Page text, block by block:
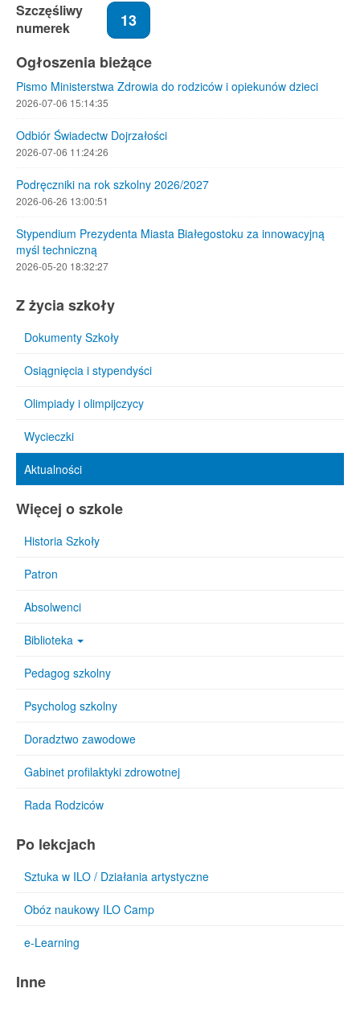
Szczęśliwy
numerek
13
Ogłoszenia bieżące
Pismo Ministerstwa Zdrowia do rodziców i opiekunów dzieci
2026-07-06 15:14:35
Odbiór Świadectw Dojrzałości
2026-07-06 11:24:26
Podręczniki na rok szkolny 2026/2027
2026-06-26 13:00:51
Stypendium Prezydenta Miasta Białegostoku za innowacyjną
myśl techniczną
2026-05-20 18:32:27
Z życia szkoły
Dokumenty Szkoły
Osiągnięcia i stypendyści
Olimpiady i olimpijczycy
Wycieczki
Aktualności
Więcej o szkole
Historia Szkoły
Patron
Absolwenci
Biblioteka
Pedagog szkolny
Psycholog szkolny
Doradztwo zawodowe
Gabinet profilaktyki zdrowotnej
Rada Rodziców
Po lekcjach
Sztuka w ILO / Działania artystyczne
Obóz naukowy ILO Camp
e-Learning
Inne